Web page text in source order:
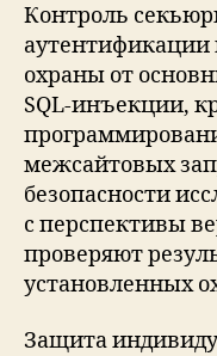
Контроль
аутентификации
охраны от
SQL-инъекции,
межсайтовых
безопасности
с перспективы
проверяют
установленных
Защита